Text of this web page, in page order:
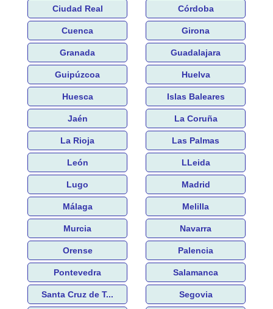
Ciudad Real Córdoba
Cuenca Girona
Granada Guadalajara
Guipúzcoa Huelva
Huesca Islas Baleares
Jaén La Coruña
La Rioja Las Palmas
León LLeida
Lugo Madrid
Málaga Melilla
Murcia Navarra
Orense Palencia
Pontevedra Salamanca
Santa Cruz de T... Segovia